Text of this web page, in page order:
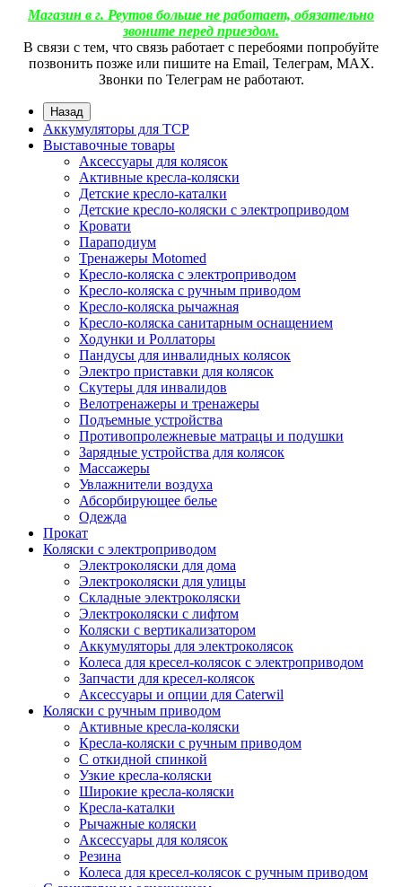
Магазин в г. Реутов больше не работает, обязательно
звоните перед приездом.
В связи с тем, что связь работает с перебоями попробуйте
позвонить позже или пишите на Email, Телеграм, МАХ.
Звонки по Телеграм не работают.
Назад
Аккумуляторы для ТСР
Выставочные товары
Аксессуары для колясок
Активные кресла-коляски
Детские кресло-каталки
Детские кресло-коляски с электроприводом
Кровати
Параподиум
Тренажеры Motomed
Кресло-коляска с электроприводом
Кресло-коляска с ручным приводом
Кресло-коляска рычажная
Кресло-коляска санитарным оснащением
Ходунки и Роллаторы
Пандусы для инвалидных колясок
Электро приставки для колясок
Скутеры для инвалидов
Велотренажеры и тренажеры
Подъемные устройства
Противопролежневые матрацы и подушки
Зарядные устройства для колясок
Массажеры
Увлажнители воздуха
Абсорбирующее белье
Одежда
Прокат
Коляски с электроприводом
Электроколяски для дома
Электроколяски для улицы
Складные электроколяски
Электроколяски с лифтом
Коляски с вертикализатором
Аккумуляторы для электроколясок
Колеса для кресел-колясок с электроприводом
Запчасти для кресел-колясок
Аксессуары и опции для Caterwil
Коляски с ручным приводом
Активные кресла-коляски
Кресла-коляски с ручным приводом
С откидной спинкой
Узкие кресла-коляски
Широкие кресла-коляски
Кресла-каталки
Рычажные коляски
Аксессуары для колясок
Резина
Колеса для кресел-колясок с ручным приводом